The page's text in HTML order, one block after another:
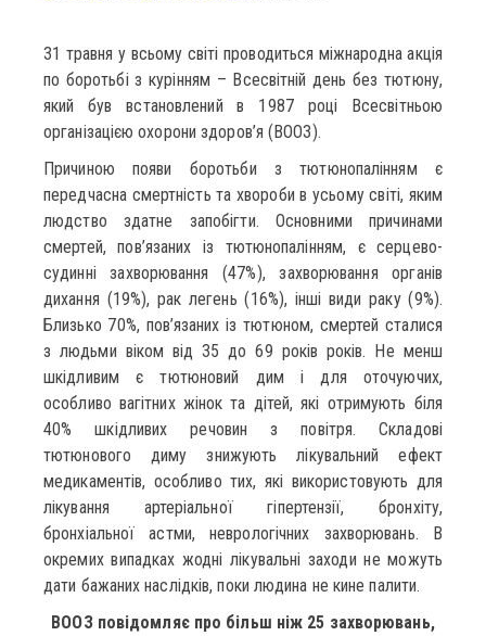
31 травня у всьому світі проводиться міжнародна акція
по боротьбі з курінням – Всесвітній день без тютюну,
який був встановлений в 1987 році Всесвітньою
організацією охорони здоров’я (ВООЗ).
Причиною появи боротьби з тютюнопалінням є
передчасна смертність та хвороби в усьому світі, яким
людство здатне запобігти. Основними причинами
смертей, пов’язаних із тютюнопалінням, є серцево-
судинні захворювання (47%), захворювання органів
дихання (19%), рак легень (16%), інші види раку (9%).
Близько 70%, пов’язаних із тютюном, смертей сталися
з людьми віком від 35 до 69 років років. Не менш
шкідливим є тютюновий дим і для оточуючих,
особливо вагітних жінок та дітей, які отримують біля
40% шкідливих речовин з повітря. Складові
тютюнового диму знижують лікувальний ефект
медикаментів, особливо тих, які використовують для
лікування артеріальної гіпертензії, бронхіту,
бронхіальної астми, неврологічних захворювань. В
окремих випадках жодні лікувальні заходи не можуть
дати бажаних наслідків, поки людина не кине палити.
ВООЗ повідомляє про більш ніж 25 захворювань,